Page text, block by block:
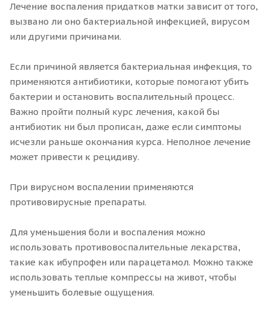
Лечение воспаления придатков матки зависит от того,
вызвано ли оно бактериальной инфекцией, вирусом
или другими причинами.
Если причиной является бактериальная инфекция, то
применяются антибиотики, которые помогают убить
бактерии и остановить воспалительный процесс.
Важно пройти полный курс лечения, какой бы
антибиотик ни был прописан, даже если симптомы
исчезли раньше окончания курса. Неполное лечение
может привести к рецидиву.
При вирусном воспалении применяются
противовирусные препараты.
Для уменьшения боли и воспаления можно
использовать противовоспалительные лекарства,
такие как ибупрофен или парацетамол. Можно также
использовать теплые компрессы на живот, чтобы
уменьшить болевые ощущения.